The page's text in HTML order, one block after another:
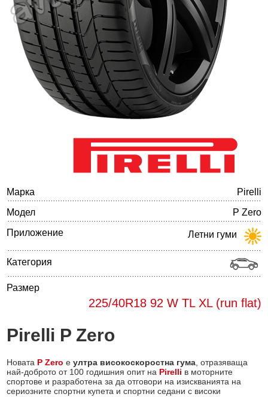
Баланс на автомобилните гуми
Марка
Pirelli
Модел
P Zero
Приложение
Летни гуми
Категория
Размер
225/40R18 92 W TL XL (run flat)
Pirelli P Zero
Новата P Zero еултра високоскоростна гума , отразяваща
най-доброто от 100 годишния опит на Pirelli в моторните
спортове и разработена за да отговори на изискванията на
сериозните спортни купета и спортни седани с високи